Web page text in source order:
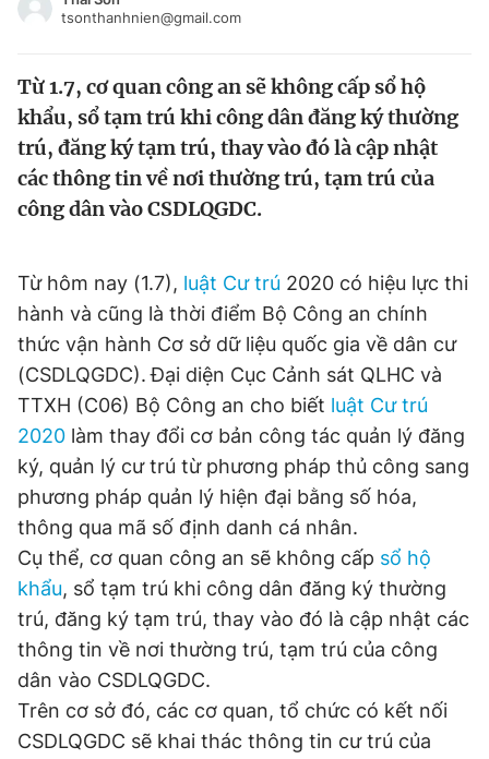
Video Magazine
Sản phẩm khác
Thông tin tòa soạn Liên hệ quảng cáo
Đọc Thanh Niên trên điện thoại
Theo dõi báo trên
Hotline
0906 645 777
Liên hệ quảng cáo
Đặt báo Quảng cáo RSS Tòa soạn Chính sách bảo
Đăng xuất
tsonthanhnien@gmail.com
Từ 1.7, cơ quan công an sẽ không cấp sổ hộ
khẩu, sổ tạm trú khi công dân đăng ký thường
trú, đăng ký tạm trú, thay vào đó là cập nhật
các thông tin về nơi thường trú, tạm trú của
công dân vào CSDLQGDC.
Từ hôm nay (1.7), luật Cư trú 2020 có hiệu lực thi
hành và cũng là thời điểm Bộ Công an chính
thức vận hành Cơ sở dữ liệu quốc gia về dân cư
(CSDLQGDC). Đại diện Cục Cảnh sát QLHC và
TTXH (C06) Bộ Công an cho biết luật Cư trú
2020 làm thay đổi cơ bản công tác quản lý đăng
ký, quản lý cư trú từ phương pháp thủ công sang
phương pháp quản lý hiện đại bằng số hóa,
thông qua mã số định danh cá nhân.
Cụ thể, cơ quan công an sẽ không cấp sổ hộ
khẩu, sổ tạm trú khi công dân đăng ký thường
trú, đăng ký tạm trú, thay vào đó là cập nhật các
thông tin về nơi thường trú, tạm trú của công
dân vào CSDLQGDC.
Trên cơ sở đó, các cơ quan, tổ chức có kết nối
CSDLQGDC sẽ khai thác thông tin cư trú của